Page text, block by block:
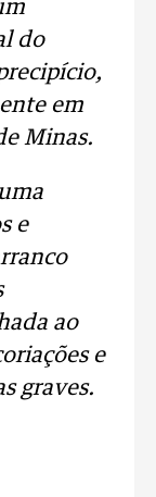
do
em
Minas.
e
ao
e
graves.